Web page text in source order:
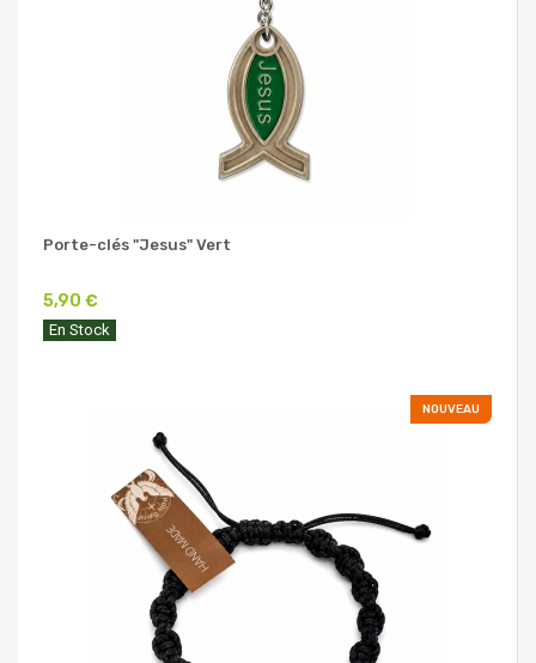
Porte-clés "Jesus" Vert
5,90 €
En Stock
NOUVEAU